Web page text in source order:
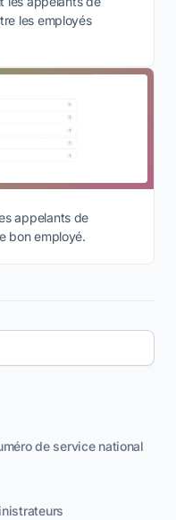
de service national
les employés
appelants de
bon employé.